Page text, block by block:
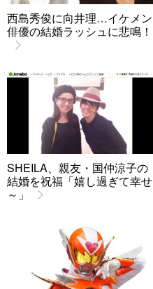
西島秀俊に向井理…イケメン
俳優の結婚ラッシュに悲鳴！
SHEILA、親友・国仲涼子の
結婚を祝福「嬉し過ぎて幸せ
～」